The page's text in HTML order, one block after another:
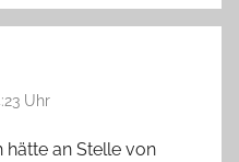
Uhr
hätte an Stelle von